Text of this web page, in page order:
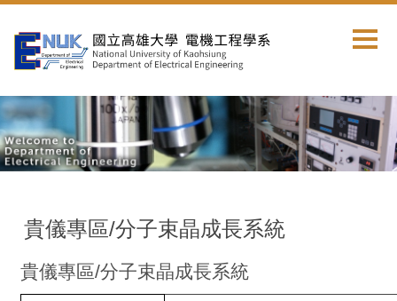
到
內
容
區
貴儀專區/分子束晶成長系統
貴儀專區/分子束晶成長系統